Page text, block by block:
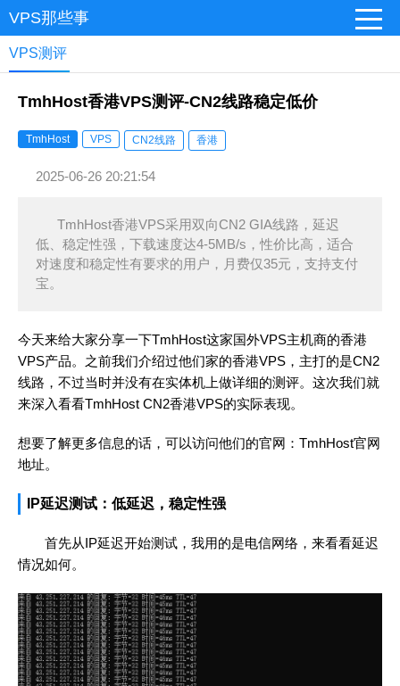
VPS那些事
VPS测评
TmhHost香港VPS测评-CN2线路稳定低价
TmhHost VPS CN2线路 香港
2025-06-26 20:21:54
TmhHost香港VPS采用双向CN2 GIA线路，延迟
低、稳定性强，下载速度达4-5MB/s，性价比高，适合
对速度和稳定性有要求的用户，月费仅35元，支持支付
宝。
今天来给大家分享一下TmhHost这家国外VPS主机商的香港
VPS产品。之前我们介绍过他们家的香港VPS，主打的是CN2
线路，不过当时并没有在实体机上做详细的测评。这次我们就
来深入看看TmhHost CN2香港VPS的实际表现。
想要了解更多信息的话，可以访问他们的官网： TmhHost官网
地址。
IP延迟测试：低延迟，稳定性强
首先从IP延迟开始测试，我用的是电信网络，来看看延迟
情况如何。